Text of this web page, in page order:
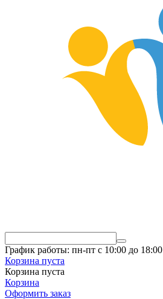
График работы: пн-пт с 10:00 до 18:00
Корзина пуста
Корзина пуста
Корзина
Оформить заказ